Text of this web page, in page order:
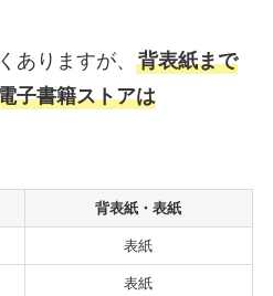
ありますが、 背表紙まで
子書籍ストアは
背表紙・表紙
表紙
表紙